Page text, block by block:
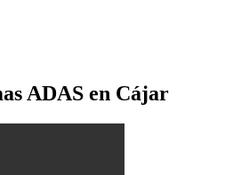
ADAS en Cájar